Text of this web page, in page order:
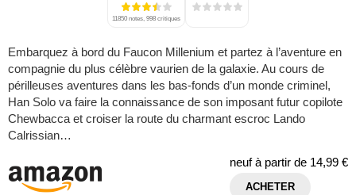
11850 notes, 998 critiques
Embarquez à bord du Faucon Millenium et partez à l’aventure en
compagnie du plus célèbre vaurien de la galaxie. Au cours de
périlleuses aventures dans les bas-fonds d’un monde criminel,
Han Solo va faire la connaissance de son imposant futur copilote
Chewbacca et croiser la route du charmant escroc Lando
Calrissian…
neuf à partir de 14,99 €
ACHETER